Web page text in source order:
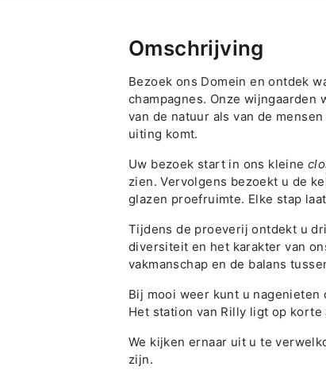
Omschrijving
Bezoek ons Domein en ontdek
champagnes. Onze
van de natuur als van de
uiting komt.
Uw bezoek start in ons kleine
zien. Vervolgens bezoekt u de
glazen proefruimte. Elke stap
Tijdens de proeverij ontdekt u
diversiteit en het karakter van
vakmanschap en de balans
Bij mooi weer kunt u
Het station van Rilly ligt op
We kijken ernaar uit u te
zijn.